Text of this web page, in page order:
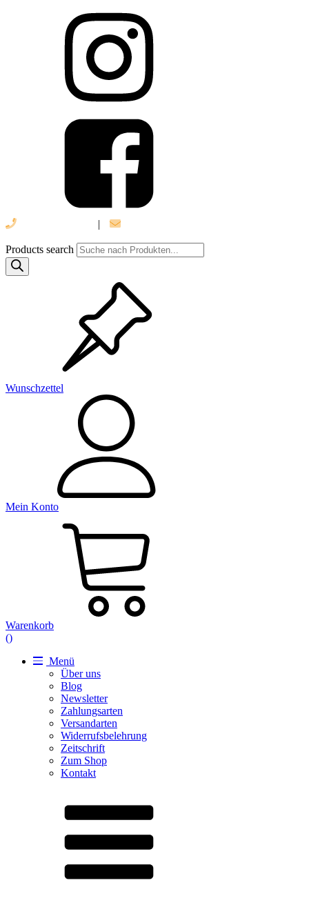
|
Products search
Wunschzettel
Mein Konto
Warenkorb
()
Menü
Über uns
Blog
Newsletter
Zahlungsarten
Versandarten
Widerrufsbelehrung
Zeitschrift
Zum Shop
Kontakt